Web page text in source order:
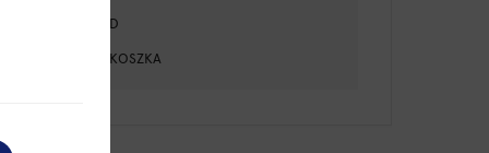
RECULARD
JULIANA KOSZKA